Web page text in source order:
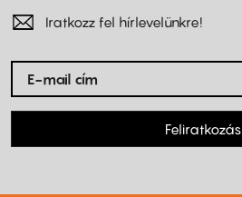
Iratkozz fel hírlevelünkre!
Feliratkozás